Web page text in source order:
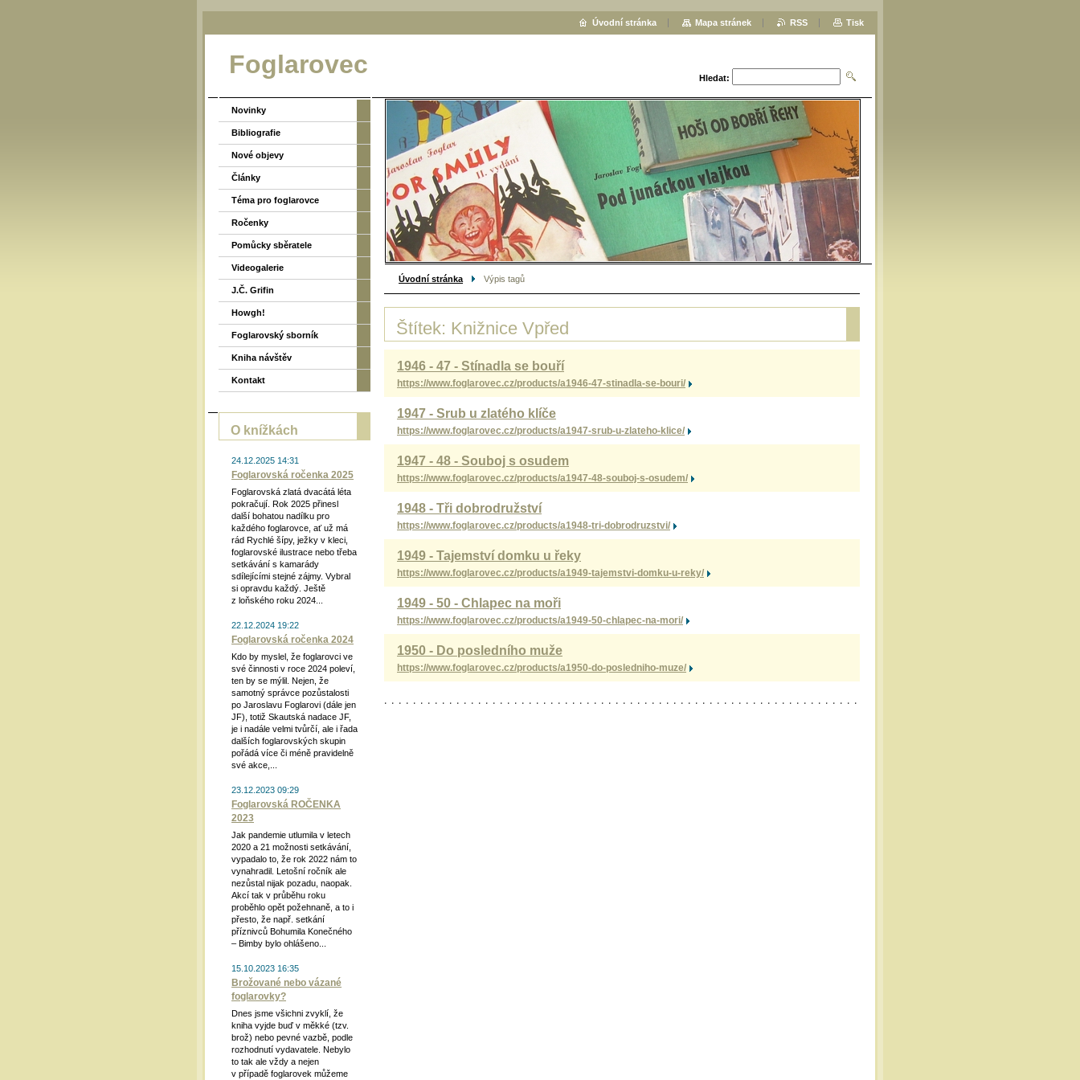
Foglarovec Hledat:
Úvodní stránka Výpis tagů
Štítek: Knižnice Vpřed
1946 - 47 - Stínadla se bouří
https://www.foglarovec.cz/products/a1946-47-stinadla-se-bouri/
1947 - Srub u zlatého klíče
https://www.foglarovec.cz/products/a1947-srub-u-zlateho-klice/
1947 - 48 - Souboj s osudem
https://www.foglarovec.cz/products/a1947-48-souboj-s-osudem/
1948 - Tři dobrodružství
https://www.foglarovec.cz/products/a1948-tri-dobrodruzstvi/
1949 - Tajemství domku u řeky
https://www.foglarovec.cz/products/a1949-tajemstvi-domku-u-reky/
1949 - 50 - Chlapec na moři
https://www.foglarovec.cz/products/a1949-50-chlapec-na-mori/
1950 - Do posledního muže
https://www.foglarovec.cz/products/a1950-do-posledniho-muze/
Novinky
Bibliografie
Nové objevy
Články
Téma pro foglarovce
Ročenky
Pomůcky sběratele
Videogalerie
J.Č. Grifin
Howgh!
Foglarovský sborník
Kniha návštěv
Kontakt
O knížkách
24.12.2025 14:31
Foglarovská ročenka 2025
Foglarovská zlatá dvacátá léta
pokračují. Rok 2025 přinesl
další bohatou nadílku pro
každého foglarovce, ať už má
rád Rychlé šípy, ježky v kleci,
foglarovské ilustrace nebo třeba
setkávání s kamarády
sdílejícími stejné zájmy. Vybral
si opravdu každý. Ještě
z loňského roku 2024...
22.12.2024 19:22
Foglarovská ročenka 2024
Kdo by myslel, že foglarovci ve
své činnosti v roce 2024 poleví,
ten by se mýlil. Nejen, že
samotný správce pozůstalosti
po Jaroslavu Foglarovi (dále jen
JF), totiž Skautská nadace JF,
je i nadále velmi tvůrčí, ale i řada
dalších foglarovských skupin
pořádá více či méně pravidelně
své akce,...
23.12.2023 09:29
Foglarovská ROČENKA
2023
Jak pandemie utlumila v letech
2020 a 21 možnosti setkávání,
vypadalo to, že rok 2022 nám to
vynahradil. Letošní ročník ale
nezůstal nijak pozadu, naopak.
Akcí tak v průběhu roku
proběhlo opět požehnaně, a to i
přesto, že např. setkání
příznivců Bohumila Konečného
– Bimby bylo ohlášeno...
15.10.2023 16:35
Brožované nebo vázané
foglarovky?
Dnes jsme všichni zvyklí, že
kniha vyjde buď v měkké (tzv.
brož) nebo pevné vazbě, podle
rozhodnutí vydavatele. Nebylo
to tak ale vždy a nejen
v případě foglarovek můžeme
Úvodní stránka Mapa stránek RSS Tisk